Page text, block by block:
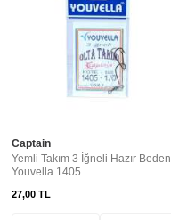
Captain
Yemli Takım 3 İğneli Hazır Beden
Youvella 1405
27,00 TL